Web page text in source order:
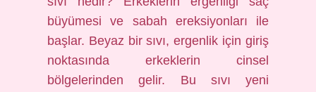
büyümesi ve sabah ereksiyonları ile
başlar. Beyaz bir sıvı, ergenlik için giriş
noktasında erkeklerin cinsel
bölgelerinden gelir. Bu sıvı yeni